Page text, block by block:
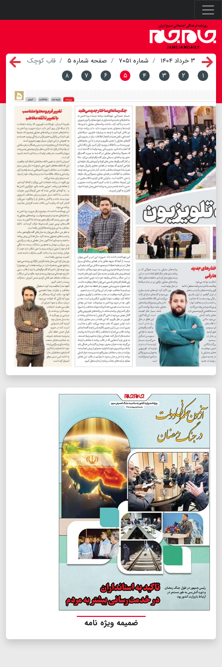
۳ خرداد ۱۴۰۴ شماره ۷۰۵۱ صفحه شماره ۵
قاب کوچک
۱
۲ ۳ ۴ ۵ ۶ ۷ ۸
ضمیمه ویژه نامه